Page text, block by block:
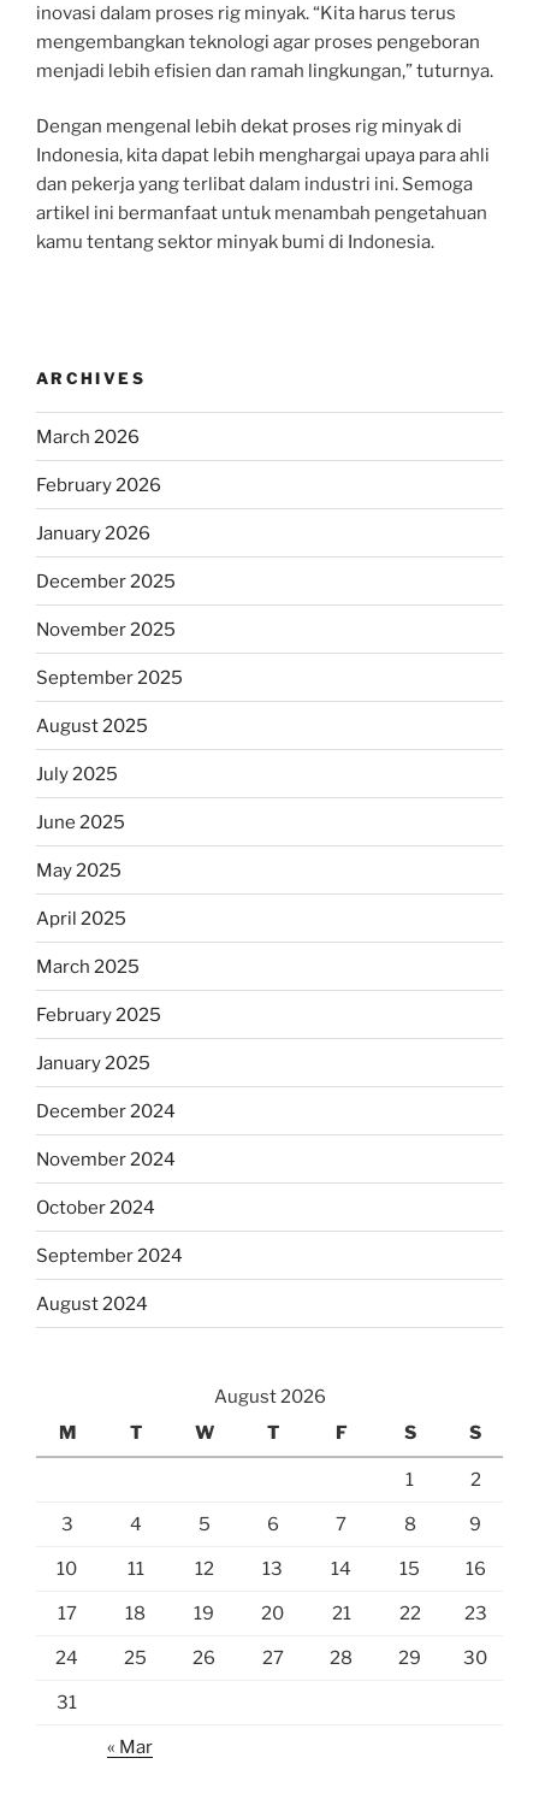
inovasi dalam proses rig minyak. “Kita harus terus
mengembangkan teknologi agar proses pengeboran
menjadi lebih efisien dan ramah lingkungan,” tuturnya.
Dengan mengenal lebih dekat proses rig minyak di
Indonesia, kita dapat lebih menghargai upaya para ahli
dan pekerja yang terlibat dalam industri ini. Semoga
artikel ini bermanfaat untuk menambah pengetahuan
kamu tentang sektor minyak bumi di Indonesia.
ARCHIVES
March 2026
February 2026
January 2026
December 2025
November 2025
September 2025
August 2025
July 2025
June 2025
May 2025
April 2025
March 2025
February 2025
January 2025
December 2024
November 2024
October 2024
September 2024
August 2024
August 2026
M
T W T F S S
1 2
3 4 5 6 7 8 9
10 11 12 13 14 15 16
17 18 19 20 21 22 23
24 25 26 27 28 29 30
31
« Mar